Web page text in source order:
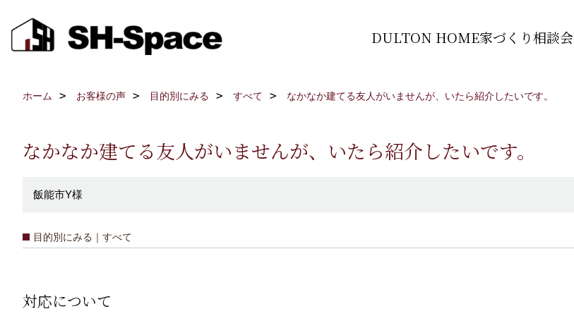
DULTON HOME家づくり相談会
ホーム お客様の声 目的別にみる すべて なかなか建てる友人がいませんが、いたら紹介したいです。
なかなか建てる友人がいませんが、いたら紹介したいです。
飯能市Y様
目的別にみる｜すべて
対応について